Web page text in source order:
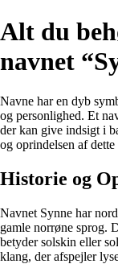
Alt du
navnet
Navne har en dyb
og personlighed. Et
der kan give indsigt i
og oprindelsen af
Historie og
Navnet Synne har
gamle norrøne sprog.
betyder solskin eller
klang, der afspejler